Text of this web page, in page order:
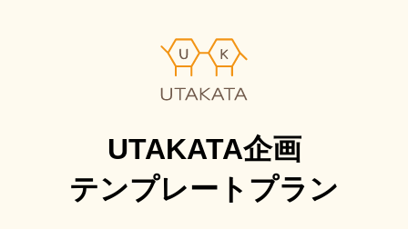
UTAKATA企画
テンプレートプラン